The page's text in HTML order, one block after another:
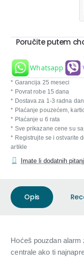
Poručite putem
Whatsapp
* Garancija 25 meseci
* Povrat robe 15 dana
* Dostava za 1-3 radna
* Plaćanje pouzećem,
* Plaćanje u 6 rata
* Sve prikazane cene su
* Registrujte se i ostvarite
artikle
Imate li dodatnih
Opis
Hoćeš pouzdan
centrale ako ti